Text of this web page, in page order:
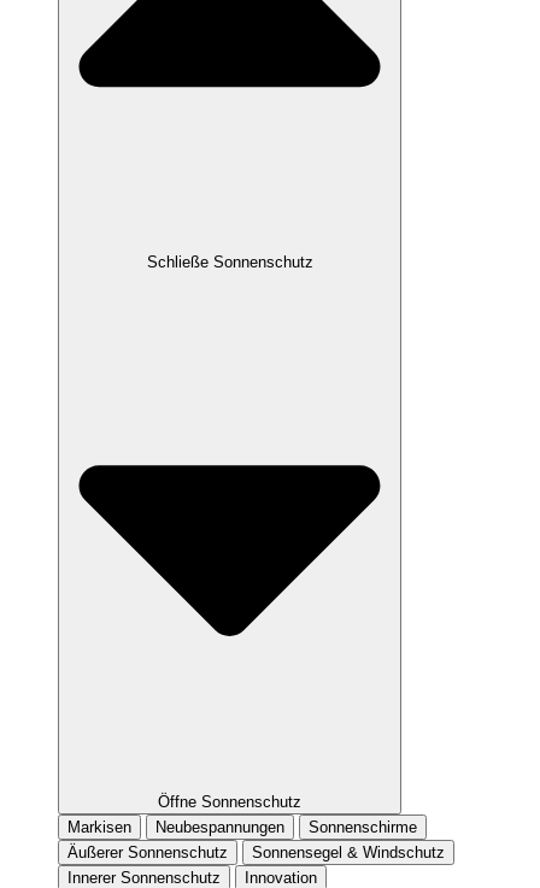
Schließe Sonnenschutz
Öffne Sonnenschutz
Markisen
Neubespannungen
Sonnenschirme
Äußerer Sonnenschutz
Sonnensegel & Windschutz
Innerer Sonnenschutz
Innovation